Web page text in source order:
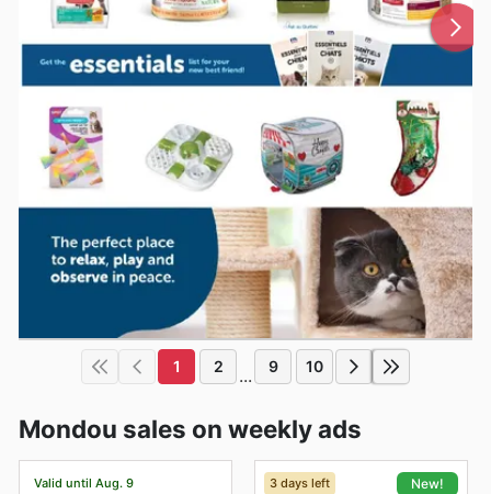
1 2 ... 9 10
Mondou sales on weekly ads
Valid until Aug. 9 3 days left New!